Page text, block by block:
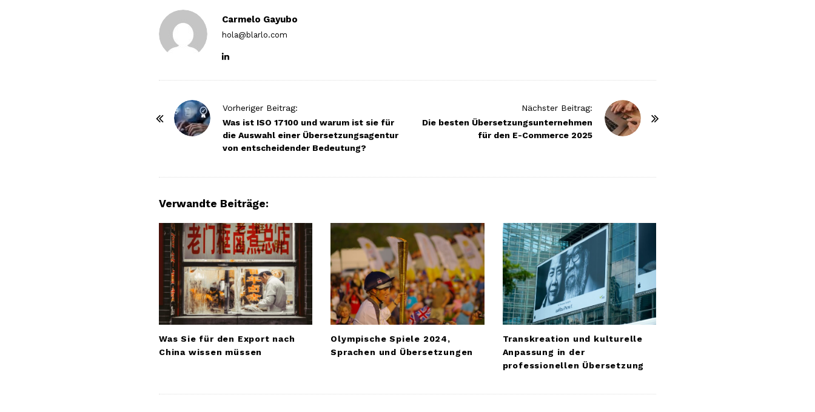
Carmelo Gayubo
hola@blarlo.com
Vorheriger Beitrag:
Was ist ISO 17100 und warum ist sie für
die Auswahl einer Übersetzungsagentur
von entscheidender Bedeutung?
Nächster Beitrag:
Die besten Übersetzungsunternehmen
für den E-Commerce 2025
Verwandte Beiträge:
Was Sie für den Export nach
China wissen müssen
Olympische Spiele 2024,
Sprachen und Übersetzungen
Transkreation und kulturelle
Anpassung in der
professionellen Übersetzung